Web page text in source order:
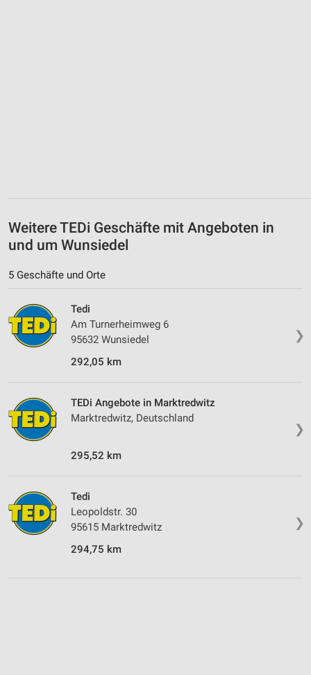
Weitere TEDi Geschäfte mit Angeboten in
und um Wunsiedel
5 Geschäfte und Orte
❯
Tedi
Am Turnerheimweg 6
95632 Wunsiedel
292,05 km
❯
TEDi Angebote in Marktredwitz
Marktredwitz, Deutschland
295,52 km
❯
Tedi
Leopoldstr. 30
95615 Marktredwitz
294,75 km